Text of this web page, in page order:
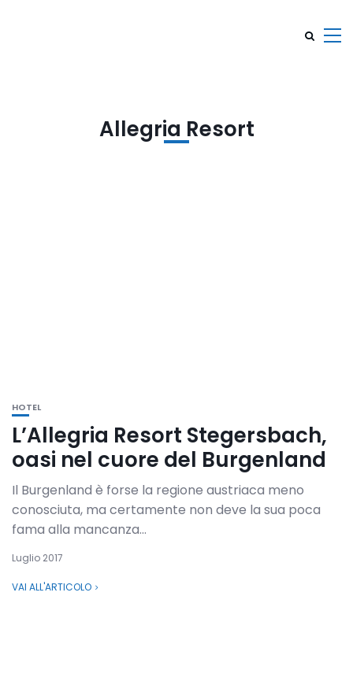
Allegria Resort
HOTEL
L’Allegria Resort Stegersbach,
oasi nel cuore del Burgenland
Il Burgenland è forse la regione austriaca meno
conosciuta, ma certamente non deve la sua poca
fama alla mancanza...
Luglio 2017
VAI ALL'ARTICOLO